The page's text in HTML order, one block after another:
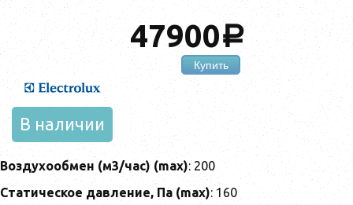
47900a
Купить
В наличии
Воздухообмен (м3/час) (max): 200
Статическое давление, Па (max): 160